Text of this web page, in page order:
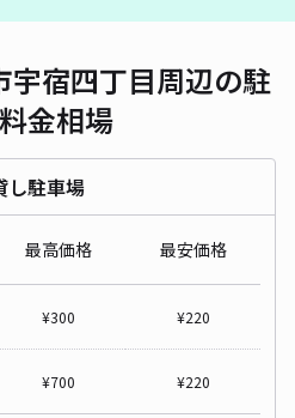
宇宿四丁目周辺の駐
金相場
し駐車場
最高価格 最安価格
¥300 ¥220
¥700 ¥220